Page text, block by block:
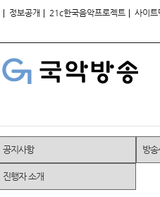
| 정보공개 | 21c한국음악프로젝트 | 사이트
공지사항 방
진행자 소개